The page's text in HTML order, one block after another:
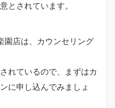
とされています。
園店は、カウンセリング
れているので、まずはカ
に申し込んでみましょ